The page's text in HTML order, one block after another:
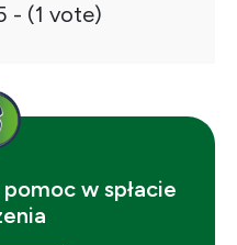
- (1 vote)
w spłacie